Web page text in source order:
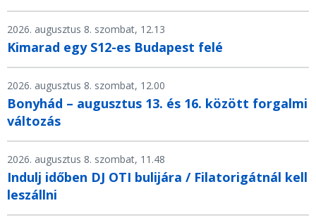
2026. augusztus 8. szombat, 12.13
Kimarad egy S12-es Budapest felé
2026. augusztus 8. szombat, 12.00
Bonyhád – augusztus 13. és 16. között forgalmi
változás
2026. augusztus 8. szombat, 11.48
Indulj időben DJ OTI bulijára / Filatorigátnál kell
leszállni